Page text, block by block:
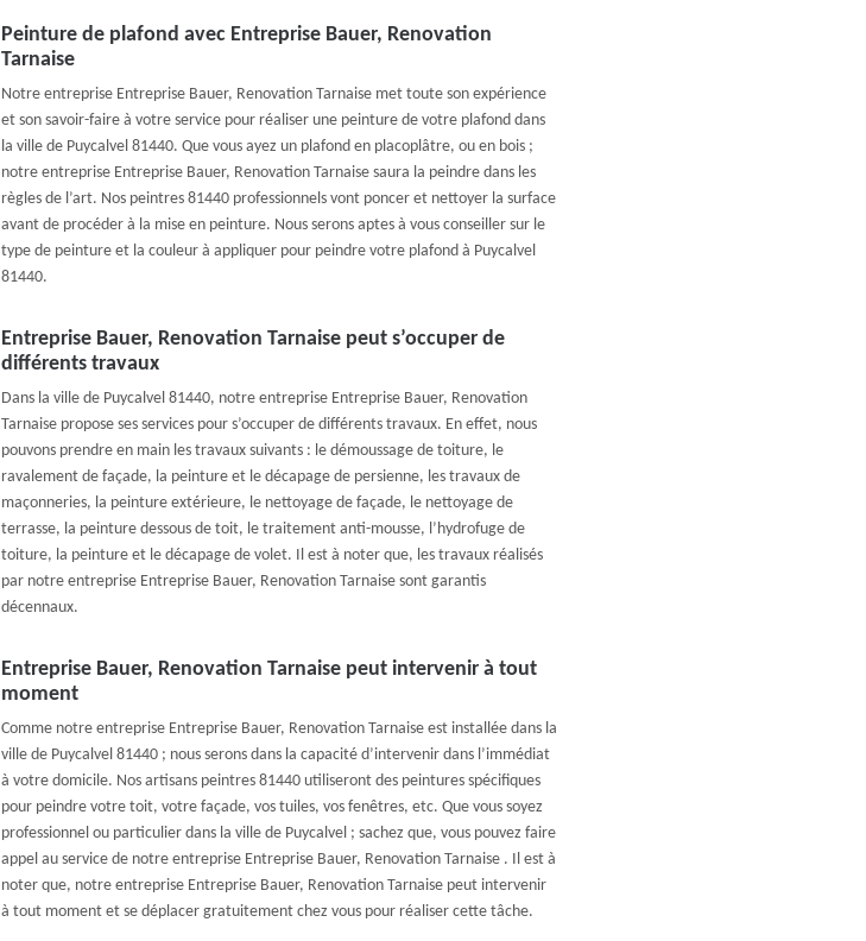
Peinture de plafond avec Entreprise Bauer, Renovation
Tarnaise
Notre entreprise Entreprise Bauer, Renovation Tarnaise met toute son expérience
et son savoir-faire à votre service pour réaliser une peinture de votre plafond dans
la ville de Puycalvel 81440. Que vous ayez un plafond en placoplâtre, ou en bois ;
notre entreprise Entreprise Bauer, Renovation Tarnaise saura la peindre dans les
règles de l’art. Nos peintres 81440 professionnels vont poncer et nettoyer la surface
avant de procéder à la mise en peinture. Nous serons aptes à vous conseiller sur le
type de peinture et la couleur à appliquer pour peindre votre plafond à Puycalvel
81440.
Entreprise Bauer, Renovation Tarnaise peut s’occuper de
différents travaux
Dans la ville de Puycalvel 81440, notre entreprise Entreprise Bauer, Renovation
Tarnaise propose ses services pour s’occuper de différents travaux. En effet, nous
pouvons prendre en main les travaux suivants : le démoussage de toiture, le
ravalement de façade, la peinture et le décapage de persienne, les travaux de
maçonneries, la peinture extérieure, le nettoyage de façade, le nettoyage de
terrasse, la peinture dessous de toit, le traitement anti-mousse, l’hydrofuge de
toiture, la peinture et le décapage de volet. Il est à noter que, les travaux réalisés
par notre entreprise Entreprise Bauer, Renovation Tarnaise sont garantis
décennaux.
Entreprise Bauer, Renovation Tarnaise peut intervenir à tout
moment
Comme notre entreprise Entreprise Bauer, Renovation Tarnaise est installée dans la
ville de Puycalvel 81440 ; nous serons dans la capacité d’intervenir dans l’immédiat
à votre domicile. Nos artisans peintres 81440 utiliseront des peintures spécifiques
pour peindre votre toit, votre façade, vos tuiles, vos fenêtres, etc. Que vous soyez
professionnel ou particulier dans la ville de Puycalvel ; sachez que, vous pouvez faire
appel au service de notre entreprise Entreprise Bauer, Renovation Tarnaise . Il est à
noter que, notre entreprise Entreprise Bauer, Renovation Tarnaise peut intervenir
à tout moment et se déplacer gratuitement chez vous pour réaliser cette tâche.